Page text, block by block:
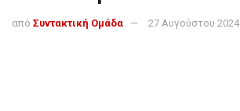
από Συντακτική Ομάδα 27 Αυγούστου 2024